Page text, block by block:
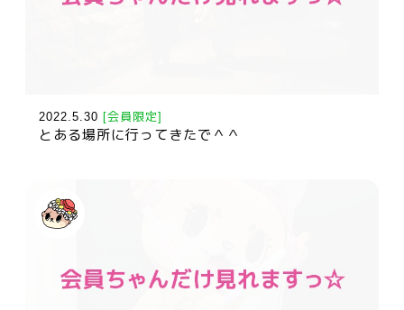
2022.5.30 [会員限定]
とある場所に行ってきたで＾＾